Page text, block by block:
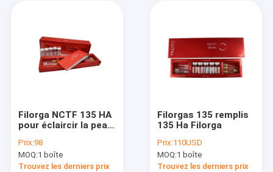
Au sujet de nous
Nouvelles
Filorga NCTF 135 HA
pour éclaircir la peau
Prix:98
MOQ:1 boîte
Trouvez les derniers prix
Filorgas 135 remplis
135 Ha Filorga
Prix:110USD
MOQ:1 boîte
Trouvez les derniers prix